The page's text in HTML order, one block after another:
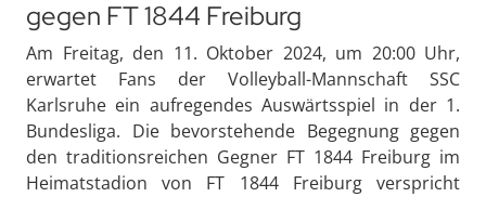
gegen FT 1844 Freiburg
Am Freitag, den 11. Oktober 2024, um 20:00 Uhr,
erwartet Fans der Volleyball-Mannschaft SSC
Karlsruhe ein aufregendes Auswärtsspiel in der 1.
Bundesliga. Die bevorstehende Begegnung gegen
den traditionsreichen Gegner FT 1844 Freiburg im
Heimatstadion von FT 1844 Freiburg verspricht